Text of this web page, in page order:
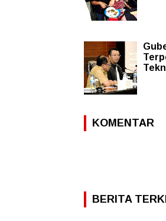
KOMENTAR
BERITA